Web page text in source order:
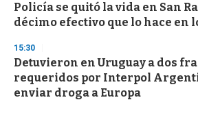
Policía se quitó la vida en San
décimo efectivo que lo hace en
15:30
Detuvieron en Uruguay a dos
requeridos por Interpol
enviar droga a Europa